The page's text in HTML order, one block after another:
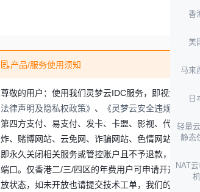
香
美
马来
日
轻量
静态
NAT
产品/服务使用须知
尊敬的用户：使用我们灵梦云IDC服务，即视为您已
法律声明及隐私权政策》 、 《灵梦云安全违规信息类
第四方支付、易支付、发卡、卡盟、影视、代刷、
炸、赌博网站、云免网、诈骗网站、色情网站、小
即永久关闭相关服务或管控账户且不予退款，我司
端口。仅香港二/三/四区的年费用户可申请开通25
放状态，如未开放也请提交技术工单，我们的技术团